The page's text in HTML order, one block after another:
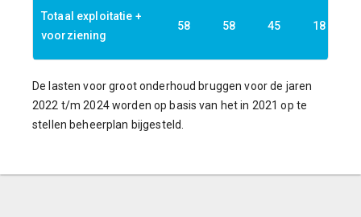
Totaal exploitatie +
voorziening
58 58 45 18
De lasten voor groot onderhoud bruggen voor de jaren
2022 t/m 2024 worden op basis van het in 2021 op te
stellen beheerplan bijgesteld.